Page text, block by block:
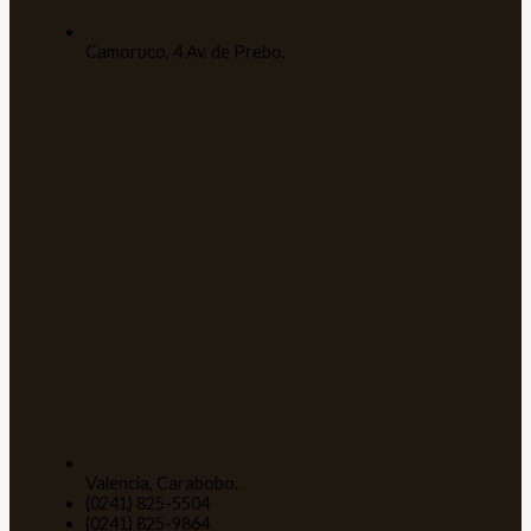
Camoruco, 4 Av. de Prebo,
Valencia, Carabobo.
(0241) 825-5504
(0241) 825-9864